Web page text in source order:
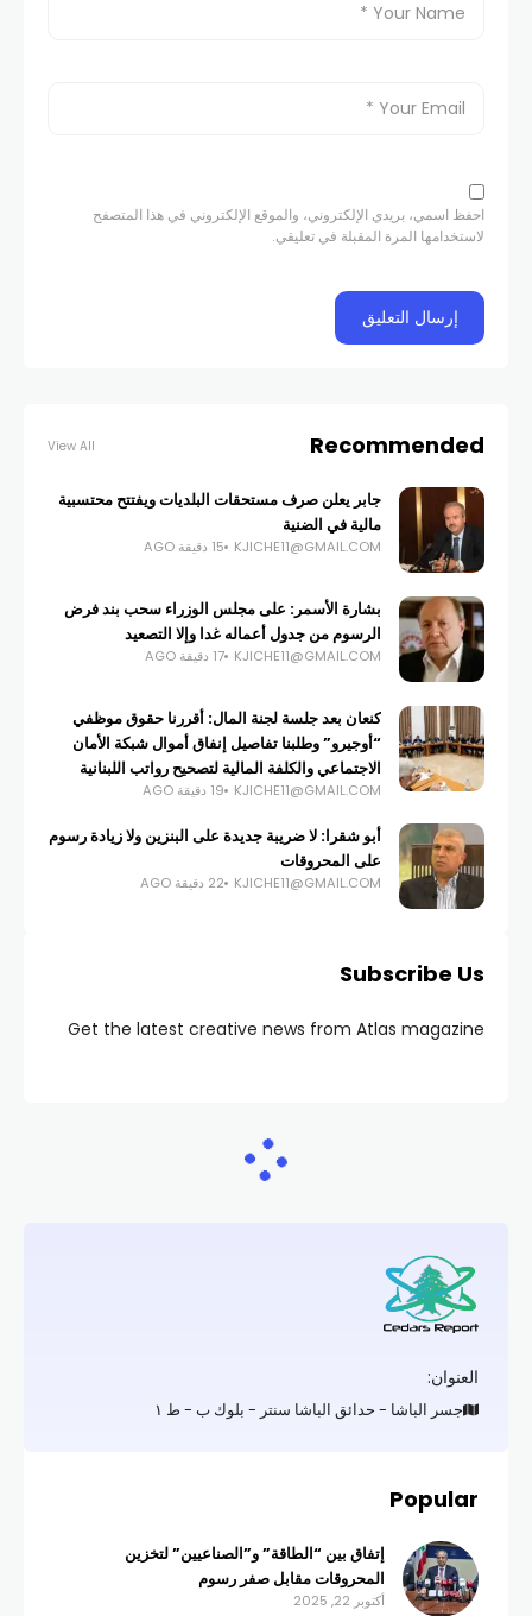
احفظ اسمي، بريدي الإلكتروني، والموقع الإلكتروني في هذا المتصفح
لاستخدامها المرة المقبلة في تعليقي.
Recommended
View All
جابر يعلن صرف مستحقات البلديات ويفتتح محتسبية
مالية في الضنية
KJICHE11@GMAIL.COM 15 دقيقة AGO
بشارة الأسمر: على مجلس الوزراء سحب بند فرض
الرسوم من جدول أعماله غدا وإلا التصعيد
KJICHE11@GMAIL.COM 17 دقيقة AGO
كنعان بعد جلسة لجنة المال: أقررنا حقوق موظفي
“أوجيرو” وطلبنا تفاصيل إنفاق أموال شبكة الأمان
الاجتماعي والكلفة المالية لتصحيح رواتب اللبنانية
KJICHE11@GMAIL.COM 19 دقيقة AGO
أبو شقرا: لا ضريبة جديدة على البنزين ولا زيادة رسوم
على المحروقات
KJICHE11@GMAIL.COM 22 دقيقة AGO
Subscribe Us
Get the latest creative news from Atlas magazine
العنوان:
جسر الباشا - حدائق الباشا سنتر - بلوك ب - ط ١
Popular
إتفاق بين “الطاقة” و”الصناعيين” لتخزين
المحروقات مقابل صفر رسوم
أكتوبر 22, 2025